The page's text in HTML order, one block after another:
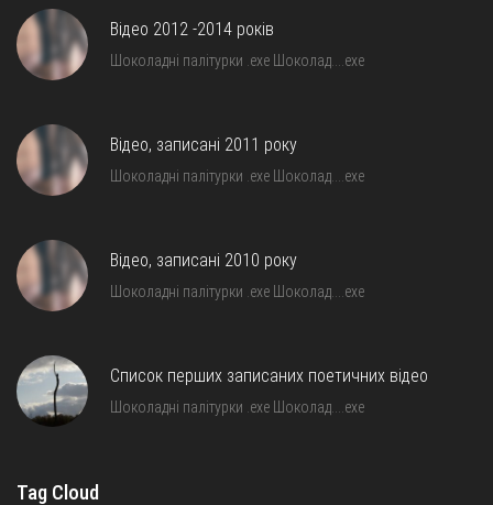
Відео 2012 -2014 років
Шоколадні палітурки .exe Шоколад….exe
Відео, записані 2011 року
Шоколадні палітурки .exe Шоколад….exe
Відео, записані 2010 року
Шоколадні палітурки .exe Шоколад….exe
Список перших записаних поетичних відео
Шоколадні палітурки .exe Шоколад….exe
Tag Cloud